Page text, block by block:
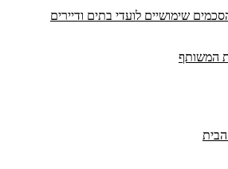
שימושיים לועדי בתים ודיירים
המשותף
הבית